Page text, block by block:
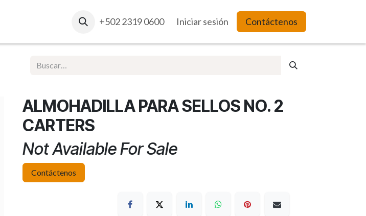
Ventas Corporativas Reportes Web
+502 2319 0600 Iniciar sesión Contáctenos
ALMOHADILLA PARA SELLOS NO. 2
CARTERS
Not Available For Sale
Contáctenos